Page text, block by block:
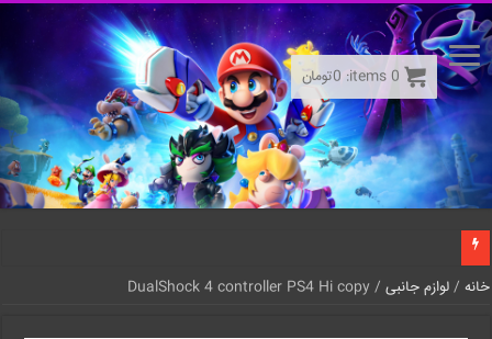
خانه /لوازم جانبی / DualShock 4 controller PS4 Hi copy
0
items:
0تومان